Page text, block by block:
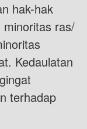
hak-hak
ras/
Kedaulatan
terhadap